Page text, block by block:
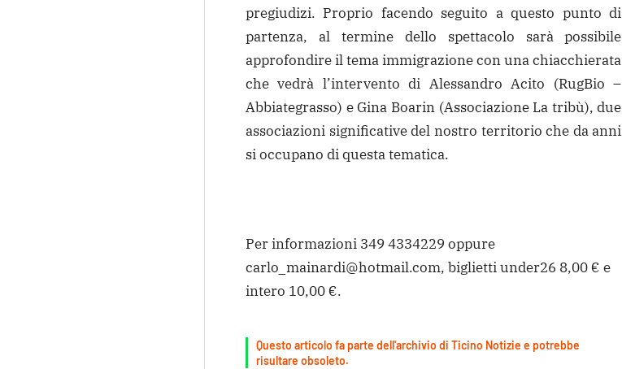
pregiudizi. Proprio facendo seguito a questo punto di
partenza, al termine dello spettacolo sarà possibile
approfondire il tema immigrazione con una chiacchierata
che vedrà l’intervento di Alessandro Acito (RugBio –
Abbiategrasso) e Gina Boarin (Associazione La tribù), due
associazioni significative del nostro territorio che da anni
si occupano di questa tematica.
Per informazioni 349 4334229 oppure
carlo_mainardi@hotmail.com, biglietti under26 8,00 € e
intero 10,00 €.
Questo articolo fa parte dell'archivio di Ticino Notizie e potrebbe
risultare obsoleto.